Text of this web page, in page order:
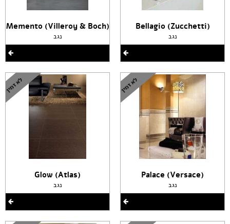
(Bellagio (Zucchetti
נגב
(Palace (Versace
נגב
(Memento (Villeroy & Boch
נגב
(Glow (Atlas
נגב